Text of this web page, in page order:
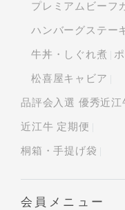
プレミアムビーフ
ハンバーグステー
牛丼・しぐれ煮
松喜屋キャビア
品評会入選 優秀近江
近江牛 定期便
桐箱・手提げ袋
会員メニュー